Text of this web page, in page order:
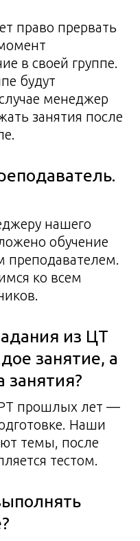
право прервать
в своей группе.
будут
менеджер
занятия после
нашего
обучение
преподавателем.
ко всем
из ЦТ
занятие, а
занятия?
прошлых лет —
Наши
темы, после
тестом.